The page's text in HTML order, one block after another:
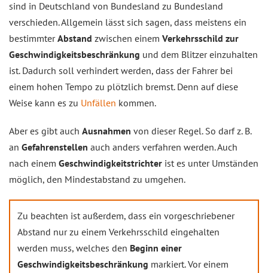
sind in Deutschland von Bundesland zu Bundesland
verschieden. Allgemein lässt sich sagen, dass meistens ein
bestimmterAbstand zwischen einem Verkehrsschild zur
Geschwindigkeitsbeschränkung und dem Blitzer einzuhalten
ist. Dadurch soll verhindert werden, dass der Fahrer bei
einem hohen Tempo zu plötzlich bremst. Denn auf diese
Weise kann es zu Unfällen kommen.
Aber es gibt auch Ausnahmen von dieser Regel. So darf z. B.
an Gefahrenstellen auch anders verfahren werden. Auch
nach einem Geschwindigkeitstrichter ist es unter Umständen
möglich, den Mindestabstand zu umgehen.
Zu beachten ist außerdem, dass ein vorgeschriebener
Abstand nur zu einem Verkehrsschild eingehalten
werden muss, welches den Beginn einer
Geschwindigkeitsbeschränkung markiert. Vor einem